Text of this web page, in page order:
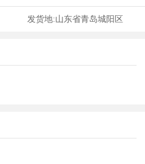
发货地:山东省青岛城阳区